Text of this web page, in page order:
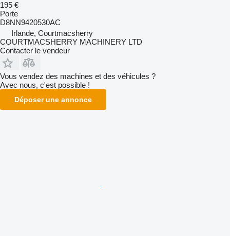
195 €
Porte
D8NN9420530AC
Irlande, Courtmacsherry
COURTMACSHERRY MACHINERY LTD
Contacter le vendeur
Vous vendez des machines et des véhicules ?
Avec nous, c'est possible !
Déposer une annonce